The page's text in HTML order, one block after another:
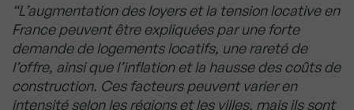
“L’augmentation des loyers et la tension locative en
France peuvent être expliquées par une forte
demande de logements locatifs, une rareté de
l’offre, ainsi que l’inflation et la hausse des coûts de
construction. Ces facteurs peuvent varier en
intensité selon les régions et les villes, mais ils sont